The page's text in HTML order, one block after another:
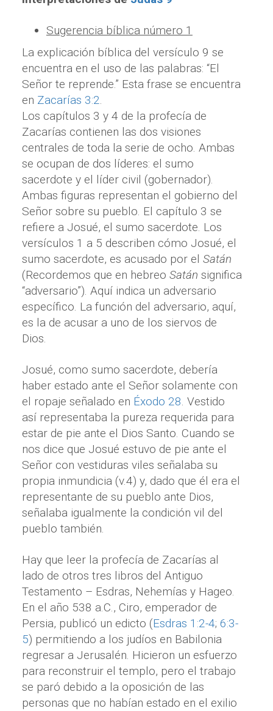
Sugerencia bíblica número 1
La explicación bíblica del versículo 9 se
encuentra en el uso de las palabras: “El
Señor te reprende.” Esta frase se encuentra
en Zacarías 3:2.
Los capítulos 3 y 4 de la profecía de
Zacarías contienen las dos visiones
centrales de toda la serie de ocho. Ambas
se ocupan de dos líderes: el sumo
sacerdote y el líder civil (gobernador).
Ambas figuras representan el gobierno del
Señor sobre su pueblo. El capítulo 3 se
refiere a Josué, el sumo sacerdote. Los
versículos 1 a 5 describen cómo Josué, el
sumo sacerdote, es acusado por el Satán
(Recordemos que en hebreo Satán significa
“adversario”). Aquí indica un adversario
específico. La función del adversario, aquí,
es la de acusar a uno de los siervos de
Dios.
Josué, como sumo sacerdote, debería
haber estado ante el Señor solamente con
el ropaje señalado en Éxodo 28. Vestido
así representaba la pureza requerida para
estar de pie ante el Dios Santo. Cuando se
nos dice que Josué estuvo de pie ante el
Señor con vestiduras viles señalaba su
propia inmundicia (v.4) y, dado que él era el
representante de su pueblo ante Dios,
señalaba igualmente la condición vil del
pueblo también.
Hay que leer la profecía de Zacarías al
lado de otros tres libros del Antiguo
Testamento – Esdras, Nehemías y Hageo.
En el año 538 a.C., Ciro, emperador de
Persia, publicó un edicto (Esdras 1:2-4; 6:3-
5) permitiendo a los judíos en Babilonia
regresar a Jerusalén. Hicieron un esfuerzo
para reconstruir el templo, pero el trabajo
se paró debido a la oposición de las
personas que no habían estado en el exilio